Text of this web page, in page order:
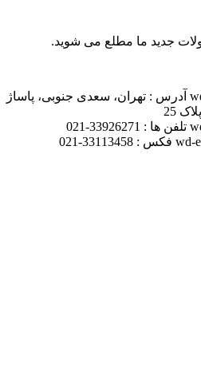
جدید ما مطلع می شوید.
آدرس : تهران، سعدی جنوبی، پاساژ
25
تلفن ها : 33926271-021
فکس : 33113458-021